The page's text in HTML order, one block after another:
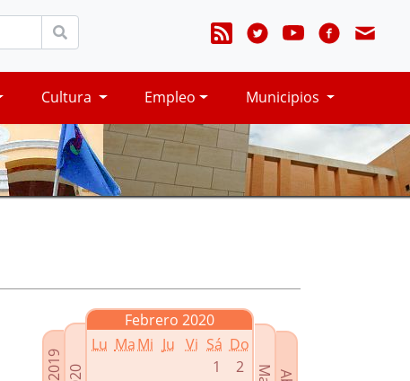
Cultura Empleo Municipios
Febrero 2020
Lu MaMi Ju Vi Sá Do
1
2